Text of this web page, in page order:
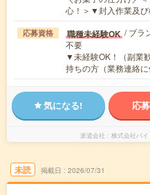
心！＞▼封入作業及
応募資格 職種未経験OK / ブラ
不要
▼未経験OK！（副業
持ちの方（業務連絡
気になる! 応
派遣会社 株式会社バイ
未読 掲載日 2026/07/31